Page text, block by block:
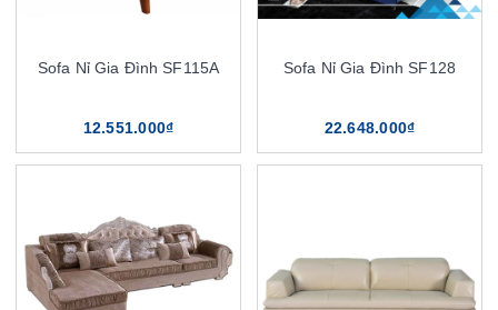
Sofa Nỉ Gia Đình SF115A
12.551.000₫
Sofa Nỉ Gia Đình SF128
22.648.000₫